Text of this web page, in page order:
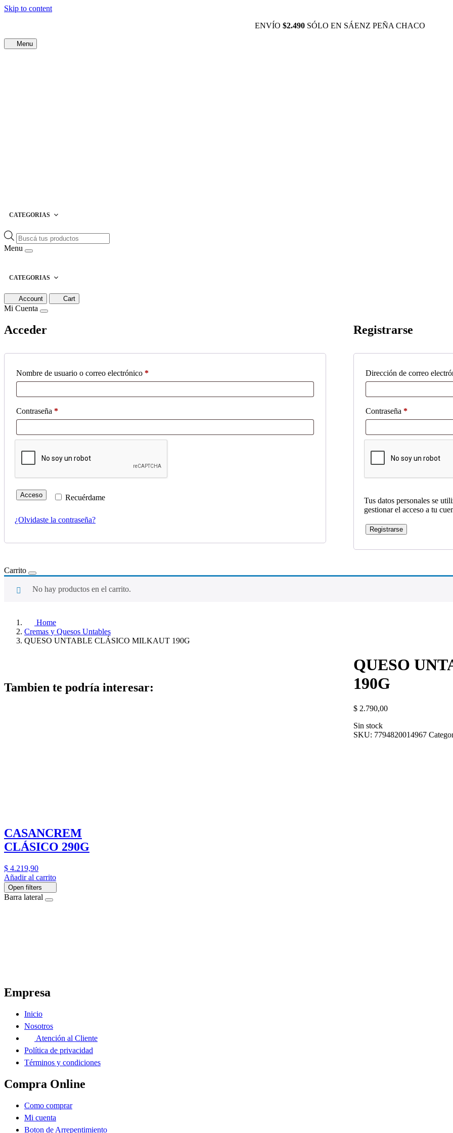
Skip to content
ENVÍO $2.490 SÓLO EN SÁENZ PEÑA CHACO
Menu
CATEGORIAS
Búsqueda
de
productos
Menu
CATEGORIAS
Account Cart
Mi Cuenta
Acceder
Nombre de usuario o correo electrónico *Obligatorio
Contraseña *Obligatorio
Recuérdame
Acceso
¿Olvidaste la contraseña?
Registrarse
Dirección de correo
Contraseña *Obligatorio
Tus datos personales se
gestionar el acceso a tu
Registrarse
Carrito
No hay productos en el carrito.
Home
Cremas y Quesos Untables
QUESO UNTABLE CLÁSICO MILKAUT 190G
QUESO
190G
$2.790,00
Sin stock
SKU: 7794820014967
Tambien te podría interesar:
CASANCREM
CLÁSICO 290G
$ 4.219,90
Añadir al carrito
Open filters
Barra lateral
Empresa
Inicio
Nosotros
Atención al Cliente
Política de privacidad
Términos y condiciones
Compra Online
Como comprar
Mi cuenta
Boton de Arrepentimiento